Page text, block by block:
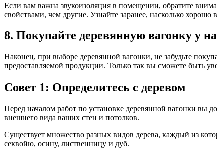
Если вам важна звукоизоляция в помещении, обратите
свойствами, чем другие. Узнайте заранее, насколько
8. Покупайте деревянную вагонку у
Наконец, при выборе деревянной вагонки, не забудьте
предоставляемой продукции. Только так вы сможете быть
Совет 1: Определитесь с деревом
Перед началом работ по установке деревянной вагонки вы
внешнего вида ваших стен и потолков.
Существует множество разных видов дерева, каждый из
секвойю, осину, лиственницу и дуб.